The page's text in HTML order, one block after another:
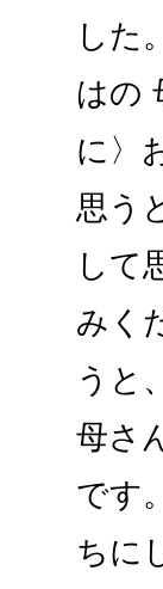
した
はの
に〉
思う
して
みく
うと
母さ
です
ちに